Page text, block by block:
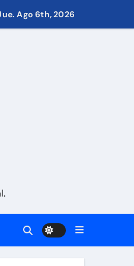
Ago 6th, 2026